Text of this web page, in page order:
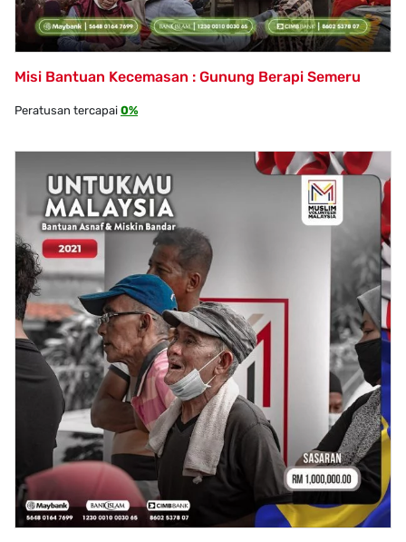
Misi Bantuan Kecemasan : Gunung Berapi Semeru
Peratusan tercapai 0%